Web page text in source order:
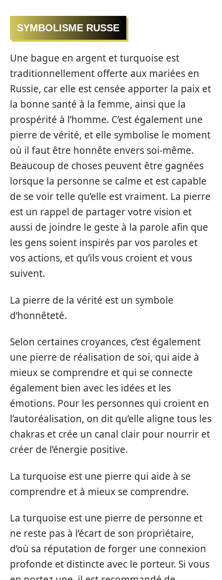
SYMBOLISME RUSSE
Une bague en argent et turquoise est
traditionnellement offerte aux mariées en
Russie, car elle est censée apporter la paix et
la bonne santé à la femme, ainsi que la
prospérité à l’homme. C’est également une
pierre de vérité, et elle symbolise le moment
où il faut être honnête envers soi-même.
Beaucoup de choses peuvent être gagnées
lorsque la personne se calme et est capable
de se voir telle qu’elle est vraiment. La pierre
est un rappel de partager votre vision et
aussi de joindre le geste à la parole afin que
les gens soient inspirés par vos paroles et
vos actions, et qu’ils vous croient et vous
suivent.
La pierre de la vérité est un symbole
d’honnêteté.
Selon certaines croyances, c’est également
une pierre de réalisation de soi, qui aide à
mieux se comprendre et qui se connecte
également bien avec les idées et les
émotions. Pour les personnes qui croient en
l’autoréalisation, on dit qu’elle aligne tous les
chakras et crée un canal clair pour nourrir et
créer de l’énergie positive.
La turquoise est une pierre qui aide à se
comprendre et à mieux se comprendre.
La turquoise est une pierre de personne et
ne reste pas à l’écart de son propriétaire,
d’où sa réputation de forger une connexion
profonde et distincte avec le porteur. Si vous